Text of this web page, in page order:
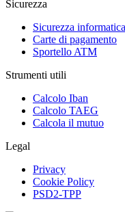
Sicurezza
Sicurezza informatica
Carte di pagamento
Sportello ATM
Strumenti utili
Calcolo Iban
Calcolo TAEG
Calcola il mutuo
Legal
Privacy
Cookie Policy
PSD2-TPP